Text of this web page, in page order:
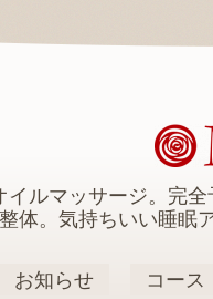
ルマッサージ。完
体。気持ちいい睡眠
お知らせ コース